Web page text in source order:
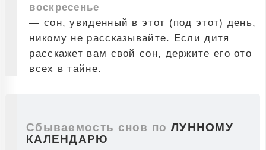
воскресенье
— сон, увиденный в этот (под этот) день,
никому не рассказывайте. Если дитя
расскажет вам свой сон, держите его ото
всех в тайне.
Сбываемость снов по ЛУННОМУ
КАЛЕНДАРЮ